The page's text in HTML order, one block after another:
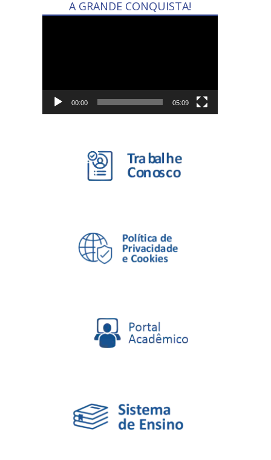
A GRANDE CONQUISTA!
00:00 05:09